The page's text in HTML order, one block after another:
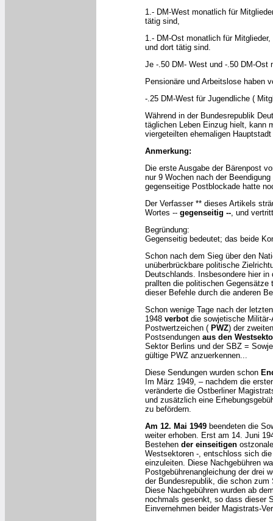
1.- DM-West monatlich für
tätig sind,
1.- DM-Ost monatlich für
und dort tätig sind.
Je -.50 DM- West und -.50 DM-Ost
Pensionäre und Arbeitslose haben
-.25 DM-West für Jugendliche (
Während in der Bundesrepublik
täglichen Leben Einzug hielt, kann
viergeteilten ehemaligen
Anmerkung:
Die erste Ausgabe der Bärenpost
nur 9 Wochen nach der
gegenseitige Postblockade hatte
Der Verfasser ** dieses Artikels
Wortes -- gegenseitig --, und
Begründung:
Gegenseitig bedeutet; das beide
Schon nach dem Sieg über den
unüberbrückbare politische
Deutschlands. Insbesondere hier in
prallten die politischen Gegensätze
dieser Befehle durch die anderen
Schon wenige Tage nach der
1948 verbot die sowjetische
Postwertzeichen ( PWZ) der
Postsendungen aus den
Sektor Berlins und der SBZ =
gültige PWZ anzuerkennen...
Diese Sendungen wurden schon
Im März 1949, – nachdem die
veränderte die Ostberliner
und zusätzlich eine
zu befördern.
Am 12. Mai 1949 beendeten die
weiter erhoben. Erst am 14. Juni
Bestehen der einseitigen
Westsektoren -, entschloss sich
einzuleiten. Diese Nachgebühren
Postgebührenangleichung der drei
der Bundesrepublik, die schon
Diese Nachgebühren wurden ab
nochmals gesenkt, so dass dieser
Einvernehmen beider Magistrats-